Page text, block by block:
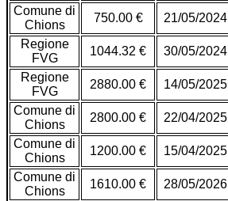
Comune di
Chions
750.00 € 21/05/2024
Regione
FVG
1044.32 € 30/05/2024
Regione
FVG
2880.00 € 14/05/2025
Comune di
Chions
2800.00 € 22/04/2025
Comune di
Chions
1200.00 € 15/04/2025
Comune di
Chions
1610.00 € 28/05/2026